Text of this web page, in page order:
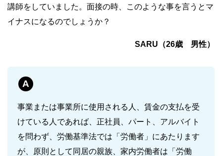
講師をしていました。面接の時、このような事を言うとマ
イナスになるのでしょうか？
SARU（26歳 男性）
A
事業または事業所に使用される人、賃金の支払を受
けている人であれば、正社員、パート、アルバイト
を問わず、労働基準法では「労働者」にあたります
が、原則として同居の親族、家内労働者は「労働